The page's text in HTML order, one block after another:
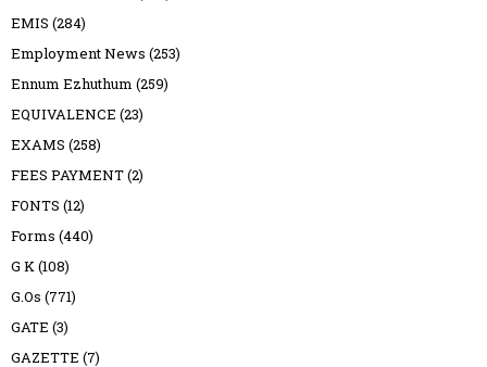
EMIS (284)
Employment News (253)
Ennum Ezhuthum (259)
EQUIVALENCE (23)
EXAMS (258)
FEES PAYMENT(2)
FONTS (12)
Forms (440)
G K(108)
G.Os (771)
GATE (3)
GAZETTE (7)